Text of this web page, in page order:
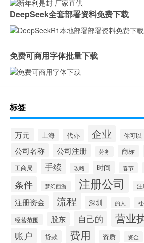
DeepSeek全套部署资料免费下载
免费可商用字体批量下载
标签
万元 上海 代办 企业 你可以
公司名称 公司注册 劳务 商标
工商局 手续 攻略 时间 春节
条件 梦幻西游 注册公司 注
注册资金 流程 深圳 的人
经营范围 股东 自己的 营业
账户 贷款 费用 资质 资金